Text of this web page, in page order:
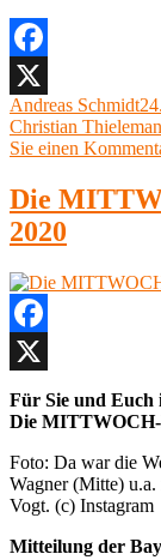
Facebook
X
Autor
Andreas Schmidt
am
Christian
Sie einen
Die
2020
Facebook
X
Für Sie und Euch
Die MITTWOCH-
Foto: Da war die
Wagner (Mitte)
Vogt. (c) Instagram
Mitteilung der